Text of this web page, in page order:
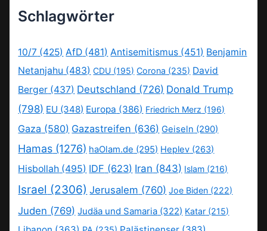
Schlagwörter
10/7 (425) AfD (481) Antisemitismus (451) Benjamin
Netanjahu (483) CDU (195) Corona (235) David
Berger (437) Deutschland (726) Donald Trump
(798) EU (348) Europa (386) Friedrich Merz (196)
Gaza (580) Gazastreifen (636) Geiseln (290)
Hamas (1276) haOlam.de (295) Heplev (263)
Hisbollah (495) IDF (623) Iran (843) Islam (216)
Israel (2306) Jerusalem (760) Joe Biden (222)
Juden (769) Judäa und Samaria (322) Katar (215)